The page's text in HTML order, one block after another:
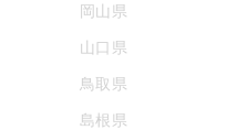
岡山県
山口県
鳥取県
島根県